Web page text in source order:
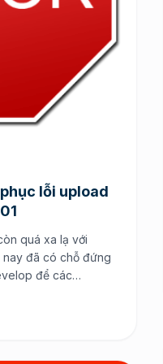
lỗi upload
quá xa lạ với
đã có chỗ đứng
để các
NukeViet cũng